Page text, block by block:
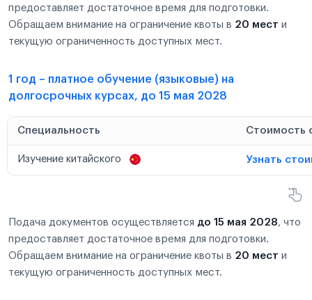
предоставляет достаточное время для подготовки.
Обращаем внимание на ограничение квоты в 20 мест и
текущую ограниченность доступных мест.
1 год – платное обучение (языковые) на
долгосрочных курсах, до 15 мая 2028
Специальность Стоимость
Изучение китайского Узнать
Подача документов осуществляется до 15 мая 2028 , что
предоставляет достаточное время для подготовки.
Обращаем внимание на ограничение квоты в 20 мест и
текущую ограниченность доступных мест.